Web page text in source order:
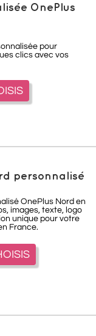
OnePlus
pour
clics avec vos
personnalisé
OnePlus Nord en
images, texte, logo
unique pour votre
France.